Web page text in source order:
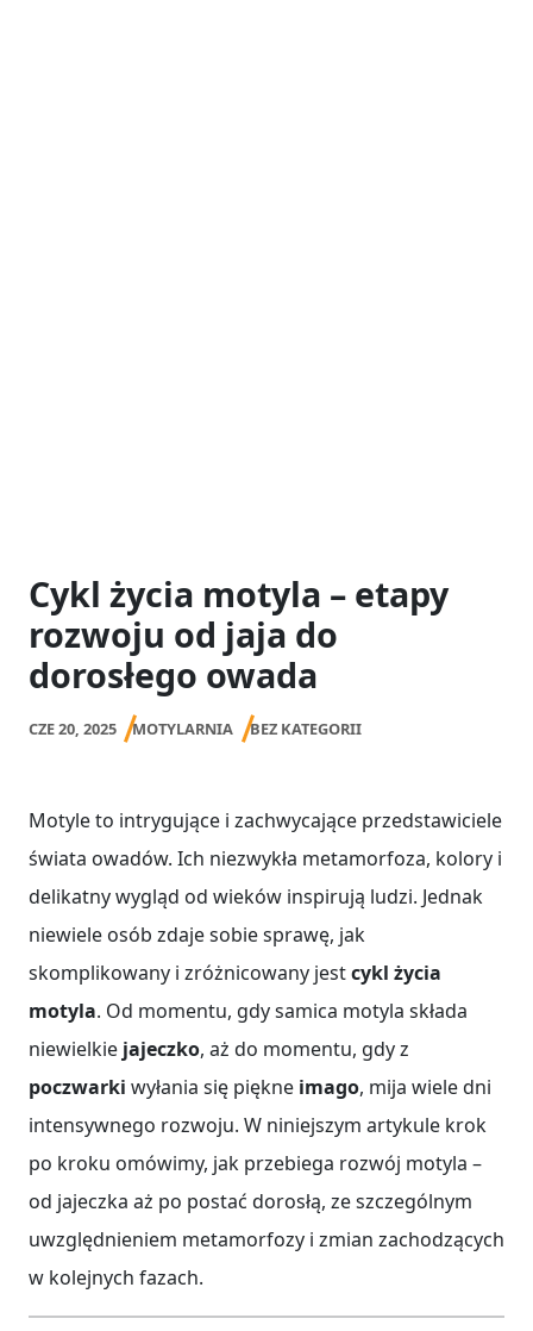
Cykl życia motyla – etapy
rozwoju od jaja do
dorosłego owada
CZE 20, 2025 MOTYLARNIA BEZ KATEGORII
Motyle to intrygujące i zachwycające przedstawiciele
świata owadów. Ich niezwykła metamorfoza, kolory i
delikatny wygląd od wieków inspirują ludzi. Jednak
niewiele osób zdaje sobie sprawę, jak
skomplikowany i zróżnicowany jestcykl życia
motyla. Od momentu, gdy samica motyla składa
niewielkie jajeczko, aż do momentu, gdy z
poczwarki wyłania się piękne imago, mija wiele dni
intensywnego rozwoju. W niniejszym artykule krok
po kroku omówimy, jak przebiega rozwój motyla –
od jajeczka aż po postać dorosłą, ze szczególnym
uwzględnieniem metamorfozy i zmian zachodzących
w kolejnych fazach.